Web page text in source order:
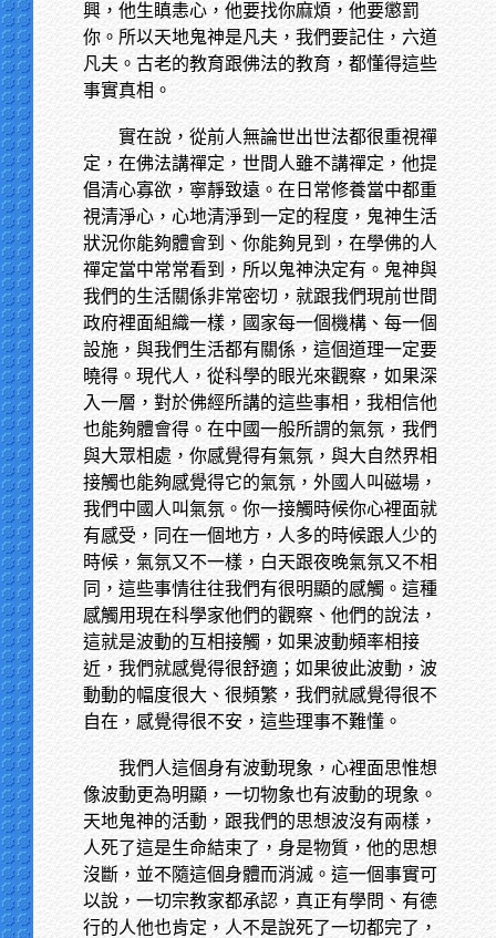
興，他生瞋恚心，他要找你麻煩，他要懲罰
你。所以天地鬼神是凡夫，我們要記住，六道
凡夫。古老的教育跟佛法的教育，都懂得這些
事實真相。
實在說，從前人無論世出世法都很重視禪
定，在佛法講禪定，世間人雖不講禪定，他提
倡清心寡欲，寧靜致遠。在日常修養當中都重
視清淨心，心地清淨到一定的程度，鬼神生活
狀況你能夠體會到、你能夠見到，在學佛的人
禪定當中常常看到，所以鬼神決定有。鬼神與
我們的生活關係非常密切，就跟我們現前世間
政府裡面組織一樣，國家每一個機構、每一個
設施，與我們生活都有關係，這個道理一定要
曉得。現代人，從科學的眼光來觀察，如果深
入一層，對於佛經所講的這些事相，我相信他
也能夠體會得。在中國一般所謂的氣氛，我們
與大眾相處，你感覺得有氣氛，與大自然界相
接觸也能夠感覺得它的氣氛，外國人叫磁場，
我們中國人叫氣氛。你一接觸時候你心裡面就
有感受，同在一個地方，人多的時候跟人少的
時候，氣氛又不一樣，白天跟夜晚氣氛又不相
同，這些事情往往我們有很明顯的感觸。這種
感觸用現在科學家他們的觀察、他們的說法，
這就是波動的互相接觸，如果波動頻率相接
近，我們就感覺得很舒適；如果彼此波動，波
動動的幅度很大、很頻繁，我們就感覺得很不
自在，感覺得很不安，這些理事不難懂。
我們人這個身有波動現象，心裡面思惟想
像波動更為明顯，一切物象也有波動的現象。
天地鬼神的活動，跟我們的思想波沒有兩樣，
人死了這是生命結束了，身是物質，他的思想
沒斷，並不隨這個身體而消滅。這一個事實可
以說，一切宗教家都承認，真正有學問、有德
行的人他也肯定，人不是說死了一切都完了，